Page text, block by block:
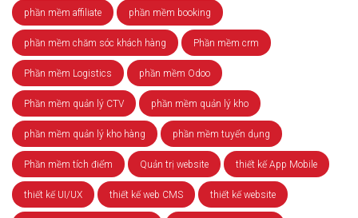
phần mềm affiliate phần mềm booking
phần mềm chăm sóc khách hàng Phần mềm crm
Phần mềm Logistics phần mềm Odoo
Phần mềm quản lý CTV phần mềm quản lý kho
phần mềm quản lý kho hàng phần mềm tuyển dụng
Phần mềm tích điểm Quản trị website thiết kế App Mobile
thiết kế UI/UX thiết kế web CMS thiết kế website